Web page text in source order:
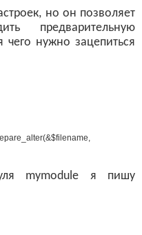
но он позволяет
предварительную
нужно зацепиться
(&$filename,
mymodule я пишу